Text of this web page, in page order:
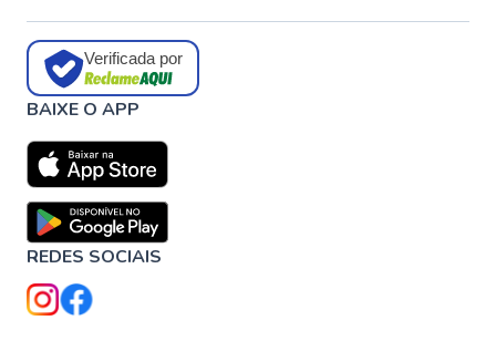
Verificada por
BAIXE O APP
REDES SOCIAIS